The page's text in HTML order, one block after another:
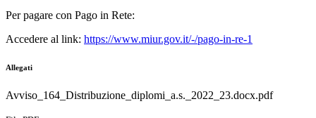
Per pagare con Pago in Rete:
Accedere al link: https://www.miur.gov.it/-/pago-in-re-1
Allegati
Avviso_164_Distribuzione_diplomi_a.s._2022_23.docx.pdf